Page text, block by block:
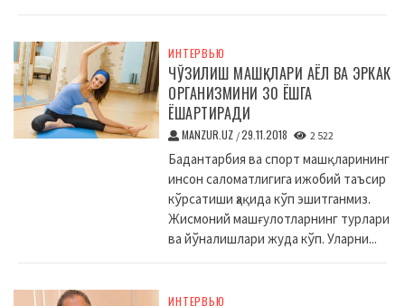
ИНТЕРВЬЮ
ЧЎЗИЛИШ МАШҚЛАРИ АЁЛ ВА ЭРКАК
ОРГАНИЗМИНИ 30 ЁШГА
ЁШАРТИРАДИ
MANZUR.UZ /29.11.2018 2 522
Бадантарбия ва спорт машқларининг
инсон саломатлигига ижобий таъсир
кўрсатиши ҳақида кўп эшитганмиз.
Жисмоний машғулотларнинг турлари
ва йўналишлари жуда кўп. Уларни...
ИНТЕРВЬЮ